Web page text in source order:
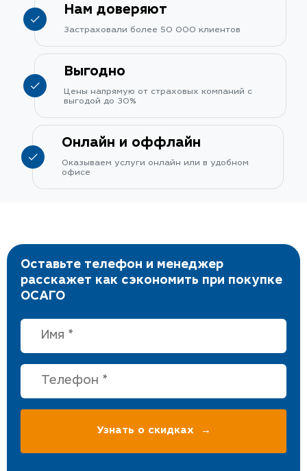
Нам доверяют
Застраховали более 50 000 клиентов
Выгодно
Цены напрямую от страховых компаний с
выгодой до 30%
Онлайн и оффлайн
Оказываем услуги онлайн или в удобном
офисе
Оставьте телефон и менеджер
расскажет как сэкономить при покупке
ОСАГО